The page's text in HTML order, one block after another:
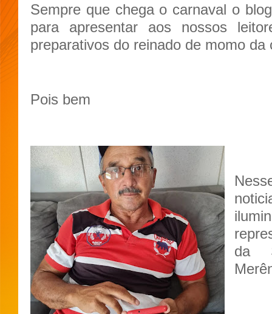
Sempre que chega o carnaval o
para apresentar aos nossos
preparativos do reinado de momo da
Pois bem
da